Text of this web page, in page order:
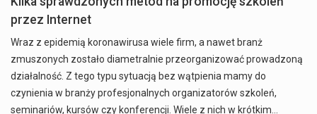
przez Internet
Wraz z epidemią koronawirusa wiele firm, a nawet branż
zmuszonych zostało diametralnie przeorganizować prowadzoną
działalność. Z tego typu sytuacją bez wątpienia mamy do
czynienia w branży profesjonalnych organizatorów szkoleń,
seminariów, kursów czy konferencji. Wiele z nich w krótkim…